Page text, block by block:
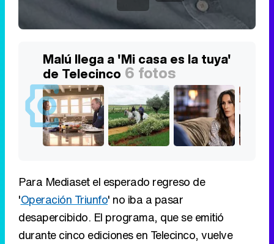
Malú llega a 'Mi casa es la tuya'
de Telecinco 6 fotos
Para Mediaset el esperado regreso de
'Operación Triunfo' no iba a pasar
desapercibido. El programa, que se emitió
durante cinco ediciones en Telecinco, vuelve